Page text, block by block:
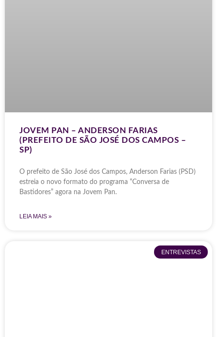
JOVEM PAN – ANDERSON FARIAS
(PREFEITO DE SÃO JOSÉ DOS CAMPOS –
SP)
O prefeito de São José dos Campos, Anderson Farias (PSD)
estreia o novo formato do programa “Conversa de
Bastidores” agora na Jovem Pan.
LEIA MAIS »
ENTREVISTAS